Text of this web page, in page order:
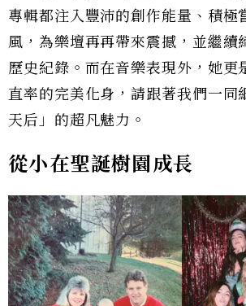
專輯都注入豐沛的創作能量、積極
風，為樂壇再再帶來震撼，並繼續
歷史紀錄。而在音樂表現外，她更
直率的完美化身，請跟著我們一同
天后」的超凡魅力。
從小在聖誕樹園成長